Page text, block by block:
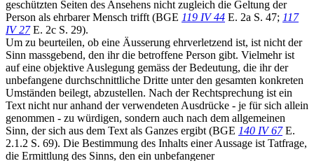
geschützten Seiten des Ansehens nicht zugleich die Geltung der
Person als ehrbarer Mensch trifft (BGE 119 IV 44 E. 2a S. 47; 117
IV 27E. 2c S. 29).
Um zu beurteilen, ob eine Äusserung ehrverletzend ist, ist nicht der
Sinn massgebend, den ihr die betroffene Person gibt. Vielmehr ist
auf eine objektive Auslegung gemäss der Bedeutung, die ihr der
unbefangene durchschnittliche Dritte unter den gesamten konkreten
Umständen beilegt, abzustellen. Nach der Rechtsprechung ist ein
Text nicht nur anhand der verwendeten Ausdrücke - je für sich allein
genommen - zu würdigen, sondern auch nach dem allgemeinen
Sinn, der sich aus dem Text als Ganzes ergibt (BGE 140 IV 67E.
2.1.2 S. 69). Die Bestimmung des Inhalts einer Aussage ist Tatfrage,
die Ermittlung des Sinns, den ein unbefangener